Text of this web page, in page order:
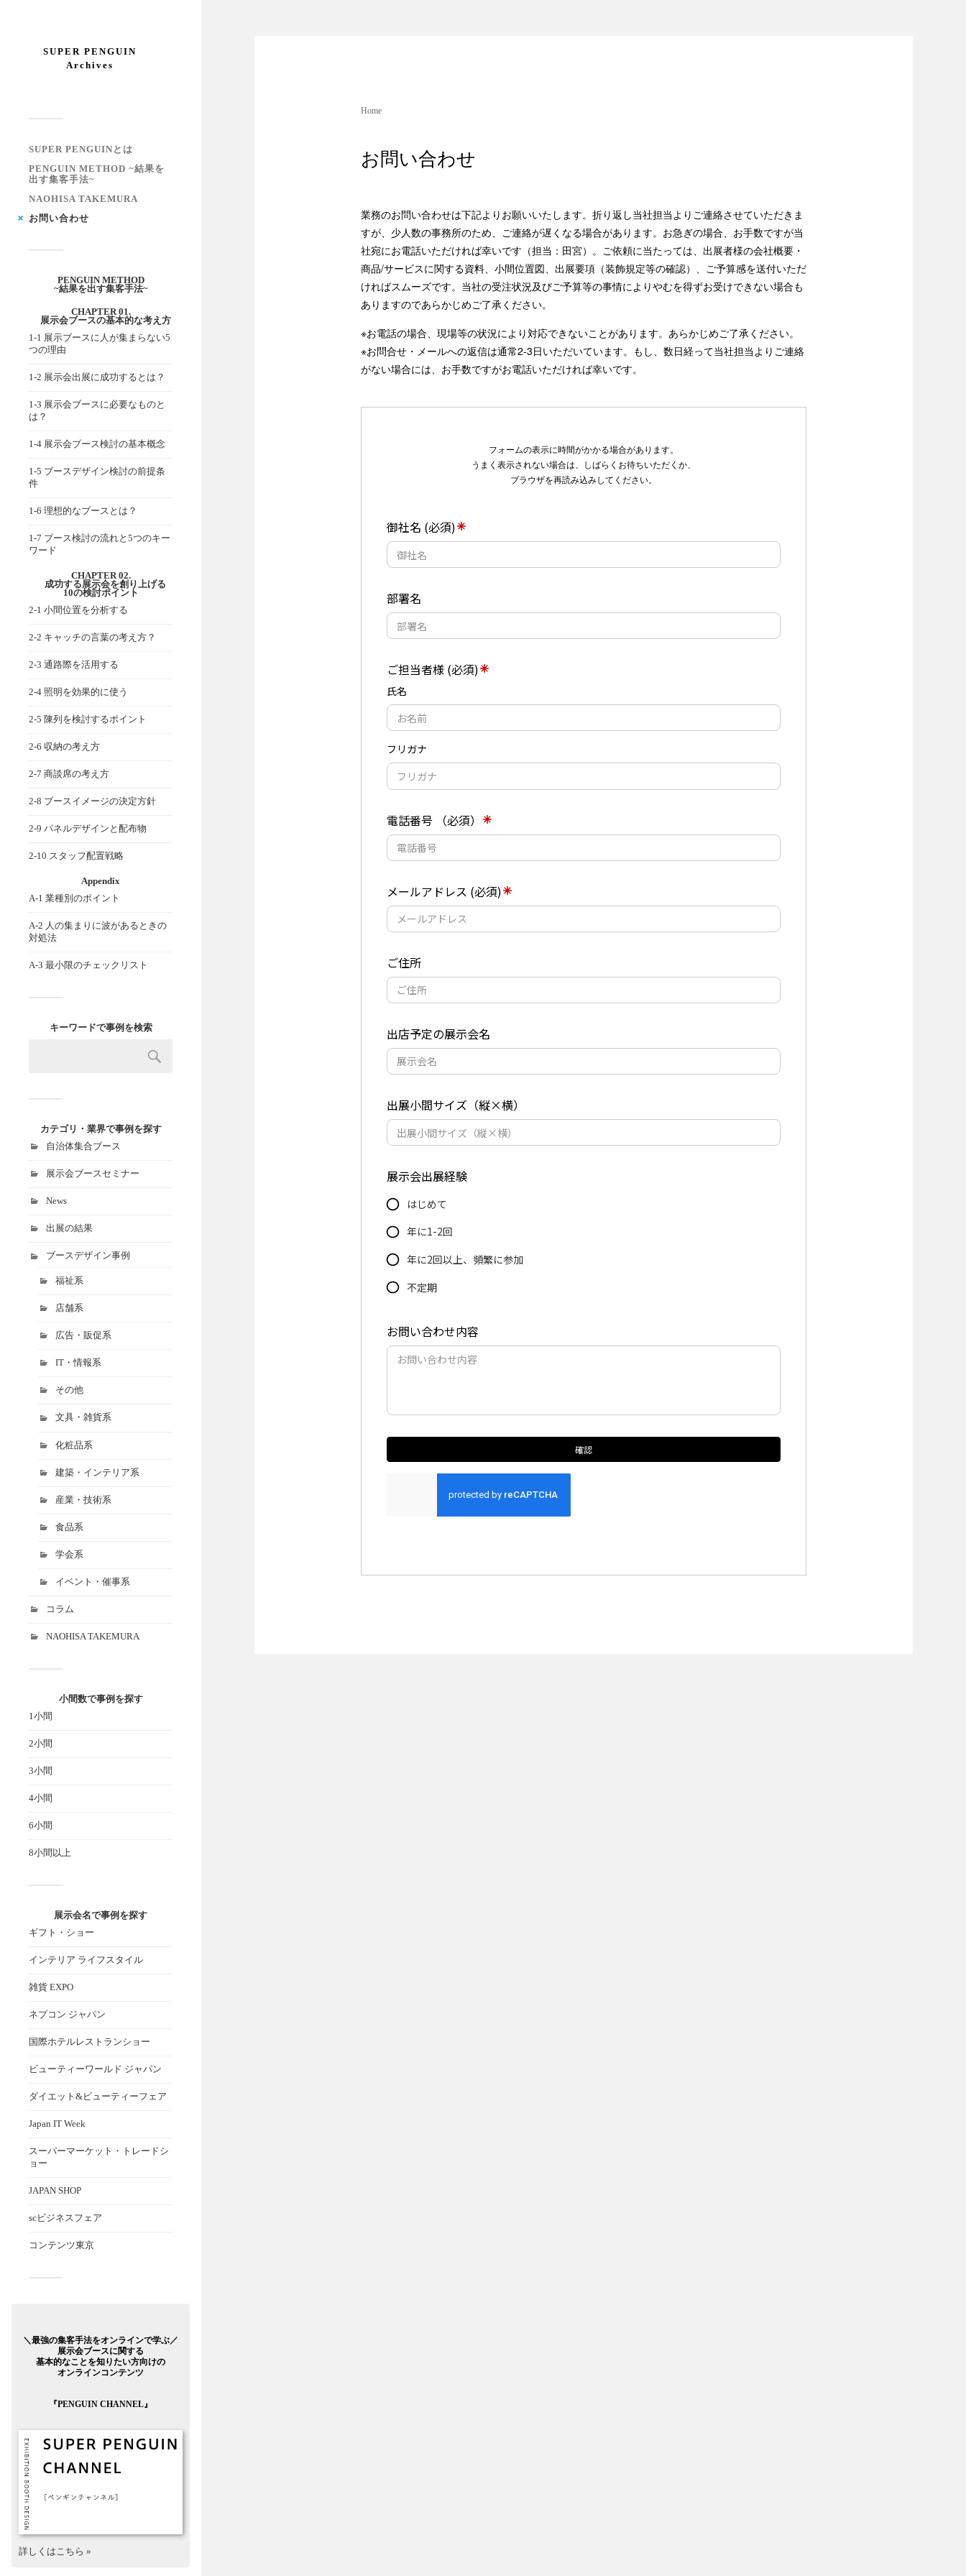
SUPER PENGUIN
Archives
SUPER PENGUINとは
PENGUIN METHOD ~結果を
出す集客手法~
NAOHISA TAKEMURA
お問い合わせ
PENGUIN METHOD
~結果を出す集客手法~
CHAPTER 01.
展示会ブースの基本的な考え方
1-1 展示ブースに人が集まらない5
つの理由
1-2 展示会出展に成功するとは？
1-3 展示会ブースに必要なものと
は？
1-4 展示会ブース検討の基本概念
1-5 ブースデザイン検討の前提条
件
1-6 理想的なブースとは？
1-7 ブース検討の流れと5つのキー
ワード
CHAPTER 02.
成功する展示会を創り上げる
10の検討ポイント
2-1 小間位置を分析する
2-2 キャッチの言葉の考え方？
2-3 通路際を活用する
2-4 照明を効果的に使う
2-5 陳列を検討するポイント
2-6 収納の考え方
2-7 商談席の考え方
2-8 ブースイメージの決定方針
2-9 パネルデザインと配布物
2-10 スタッフ配置戦略
Appendix
A-1 業種別のポイント
A-2 人の集まりに波があるときの
対処法
A-3 最小限のチェックリスト
キーワードで事例を検索
カテゴリ・業界で事例を探す
自治体集合ブース
展示会ブースセミナー
News
出展の結果
ブースデザイン事例
福祉系
店舗系
広告・販促系
IT・情報系
その他
文具・雑貨系
化粧品系
建築・インテリア系
産業・技術系
食品系
学会系
イベント・催事系
コラム
NAOHISA TAKEMURA
小間数で事例を探す
1小間
2小間
3小間
4小間
6小間
8小間以上
展示会名で事例を探す
ギフト・ショー
インテリア ライフスタイル
雑貨 EXPO
ネプコン ジャパン
国際ホテルレストランショー
ビューティーワールド ジャパン
ダイエット&ビューティーフェア
Japan IT Week
スーパーマーケット・トレードシ
ョー
JAPAN SHOP
scビジネスフェア
コンテンツ東京
＼最強の集客手法をオンラインで学ぶ／
展示会ブースに関する
基本的なことを知りたい方向けの
オンラインコンテンツ
『PENGUIN CHANNEL』
詳しくはこちら »
Home
お問い合わせ
業務のお問い合わせは下記よりお願いいたします。折り返し当社担当よりご連絡させていただきま
すが、少人数の事務所のため、ご連絡が遅くなる場合があります。お急ぎの場合、お手数ですが当
社宛にお電話いただければ幸いです（担当：田宮）。ご依頼に当たっては、出展者様の会社概要・
商品/サービスに関する資料、小間位置図、出展要項（装飾規定等の確認）、ご予算感を送付いただ
ければスムーズです。当社の受注状況及びご予算等の事情によりやむを得ずお受けできない場合も
ありますのであらかじめご了承ください。
※お電話の場合、現場等の状況により対応できないことがあります。あらかじめご了承ください。
※お問合せ・メールへの返信は通常2-3日いただいています。もし、数日経って当社担当よりご連絡
がない場合には、お手数ですがお電話いただければ幸いです。
フォームの表示に時間がかかる場合があります。
うまく表示されない場合は、しばらくお待ちいただくか、
ブラウザを再読み込みしてください。